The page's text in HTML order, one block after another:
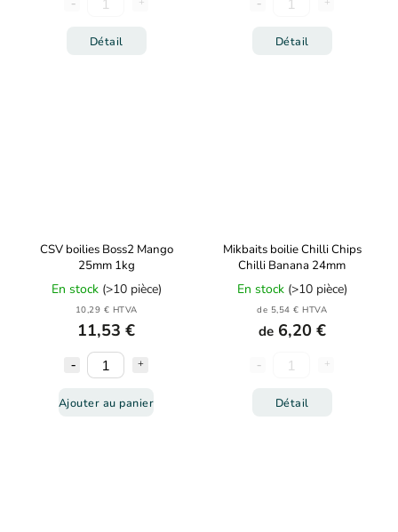
Détail Détail
CSV boilies Boss2 Mango
25mm 1kg
En stock (>10 pièce)
10,29 € HTVA
11,53 €
Ajouter au panier
Mikbaits boilie Chilli Chips
Chilli Banana 24mm
En stock (>10 pièce)
de 5,54 € HTVA
de6,20 €
Détail